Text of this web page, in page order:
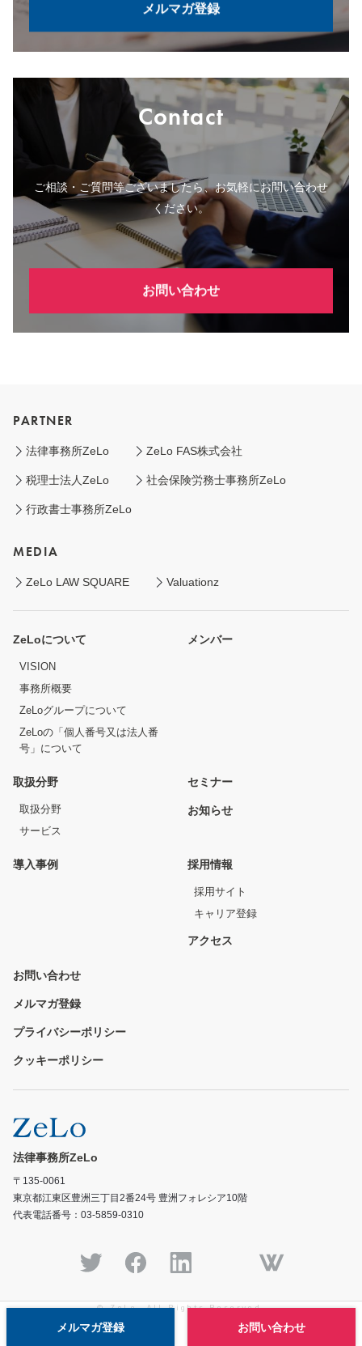
メルマガ登録
Contact
ご相談・ご質問等ございましたら、お気軽にお問い合わせ
ください。
お問い合わせ
PARTNER
法律事務所ZeLo ZeLo FAS株式会社
税理士法人ZeLo 社会保険労務士事務所ZeLo
行政書士事務所ZeLo
MEDIA
ZeLo LAW SQUARE Valuationz
ZeLoについて
VISION
事務所概要
ZeLoグループについて
ZeLoの「個人番号又は法人番
号」について
メンバー
取扱分野
取扱分野
サービス
セミナー
お知らせ
導入事例 採用情報
採用サイト
キャリア登録
アクセス
お問い合わせ
メルマガ登録
プライバシーポリシー
クッキーポリシー
法律事務所ZeLo
〒135-0061
東京都江東区豊洲三丁目2番24号 豊洲フォレシア10階
代表電話番号：03-5859-0310
© ZeLo, All Rights Reserved.
メルマガ登録
お問い合わせ